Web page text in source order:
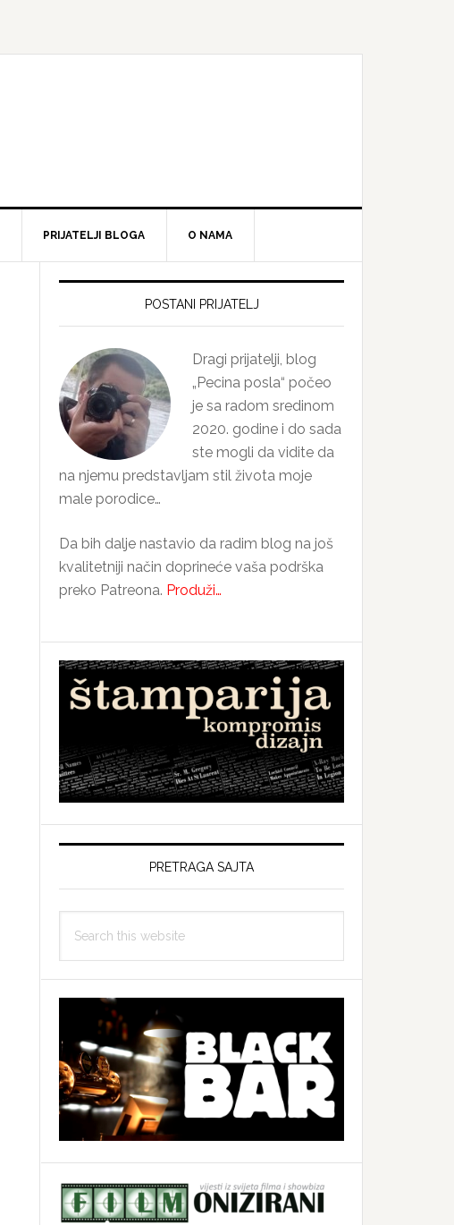
PRIJATELJI BLOGA O NAMA
Primary
POSTANI PRIJATELJ
Dragi prijatelji, blog
„Pecina posla“ počeo
je sa radom sredinom
2020. godine i do sada
ste mogli da vidite da
na njemu predstavljam stil života moje
male porodice…
Da bih dalje nastavio da radim blog na još
kvalitetniji način doprineće vaša podrška
preko Patreona. Produži…
PRETRAGA SAJTA
this